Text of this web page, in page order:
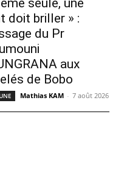
seule, une
doit briller » :
du Pr
aux
de Bobo
Mathias KAM - 7 août 2026